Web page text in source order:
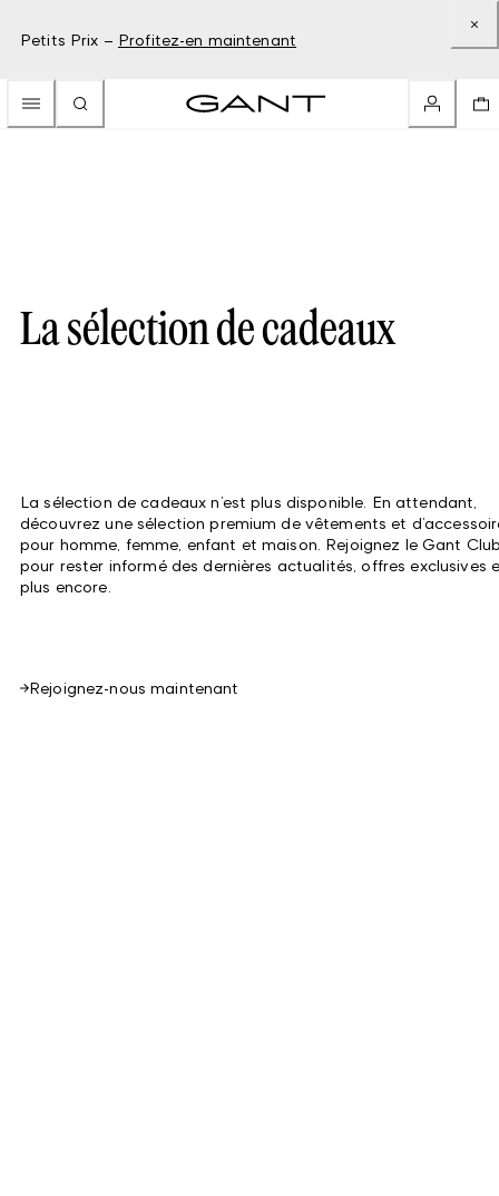
Petits Prix – Profitez-en maintenant
La sélection de cadeaux
La sélection de cadeaux n’est plus disponible. En attendant,
découvrez une sélection premium de vêtements et
pour homme, femme, enfant et maison. Rejoignez le Gant
pour rester informé des dernières actualités, offres exclusives
plus encore.
Rejoignez-nous maintenant